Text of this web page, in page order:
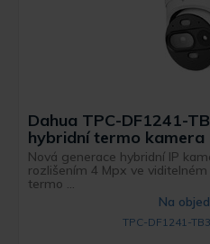
Dahua TPC-DF1241-
hybridní termo kamera
Nová generace hybridní IP
rozlišením 4 Mpx ve
termo ...
Na
TPC-DF1241-